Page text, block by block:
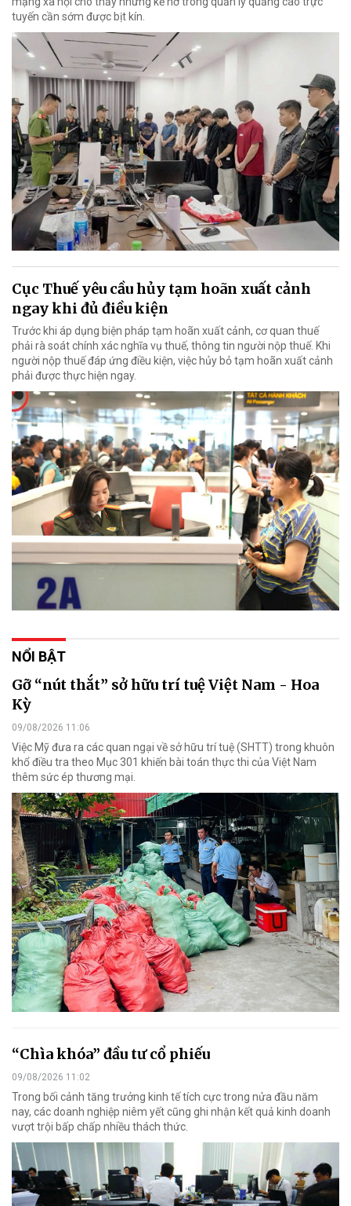
tuyến cần sớm được bịt kín.
Cục Thuế yêu cầu hủy tạm hoãn xuất cảnh
ngay khi đủ điều kiện
Trước khi áp dụng biện pháp tạm hoãn xuất cảnh, cơ quan thuế
phải rà soát chính xác nghĩa vụ thuế, thông tin người nộp thuế. Khi
người nộp thuế đáp ứng điều kiện, việc hủy bỏ tạm hoãn xuất cảnh
phải được thực hiện ngay.
NỔI BẬT
Gỡ “nút thắt” sở hữu trí tuệ Việt Nam - Hoa
Kỳ
09/08/2026 11:06
Việc Mỹ đưa ra các quan ngại về sở hữu trí tuệ (SHTT) trong khuôn
khổ điều tra theo Mục 301 khiến bài toán thực thi của Việt Nam
thêm sức ép thương mại.
“Chìa khóa” đầu tư cổ phiếu
09/08/2026 11:02
Trong bối cảnh tăng trưởng kinh tế tích cực trong nửa đầu năm
nay, các doanh nghiệp niêm yết cũng ghi nhận kết quả kinh doanh
vượt trội bấp chấp nhiều thách thức.